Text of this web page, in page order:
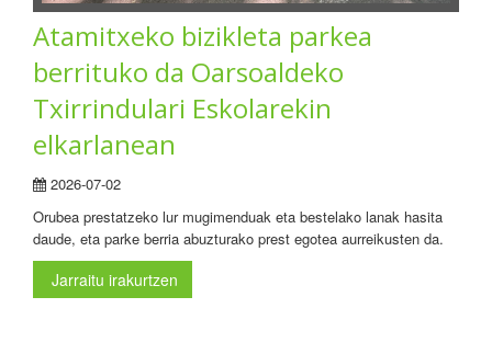
Atamitxeko bizikleta parkea
berrituko da Oarsoaldeko
Txirrindulari Eskolarekin
elkarlanean
2026-07-02
Orubea prestatzeko lur mugimenduak eta bestelako lanak hasita
daude, eta parke berria abuzturako prest egotea aurreikusten da.
Jarraitu irakurtzen